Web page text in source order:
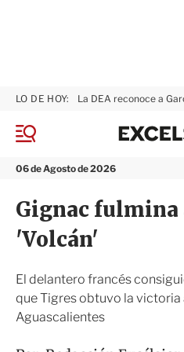
M
n
06 de Agosto de 2026
LO DE HOY: La DEA reconoce a
Gignac fulmina
'Volcán'
El delantero francés
que Tigres obtuvo la victoria
Aguascalientes